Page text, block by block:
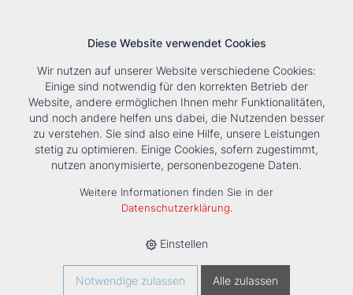
Tools Unternehmen Karriere KontaktSuche
HOME › PRODUKTE › KÄLTE/KLIMA › FANCOILS › KANALGERÄT
DUCTIMAX DM 330
Diese Website verwendet Cookies
Wir nutzen auf unserer Website verschiedene Cookies:
Einige sind notwendig für den korrekten Betrieb der
Website, andere ermöglichen Ihnen mehr Funktionalitäten,
und noch andere helfen uns dabei, die Nutzenden besser
zu verstehen. Sie sind also eine Hilfe, unsere Leistungen
stetig zu optimieren. Einige Cookies, sofern zugestimmt,
nutzen anonymisierte, personenbezogene Daten.
Weitere Informationen finden Sie in der
Datenschutzerklärung.
Einstellen
Notwendige zulassen Alle zulassen